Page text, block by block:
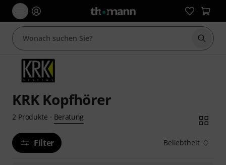
Suche
KRK Kopfhörer
2 Produkte · Beratung
Filter Beliebtheit